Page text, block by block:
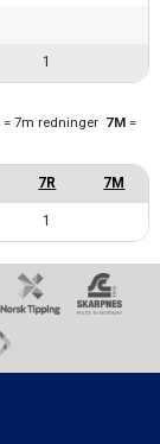
1
1
= 7m redninger 7M =